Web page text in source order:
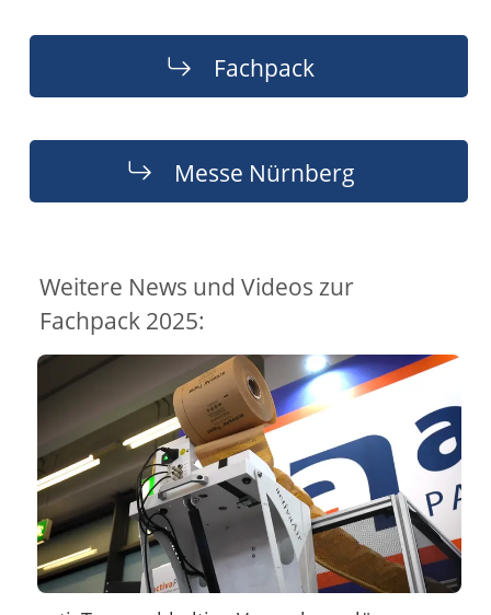
Fachpack
Messe Nürnberg
Weitere News und Videos zur
Fachpack 2025: